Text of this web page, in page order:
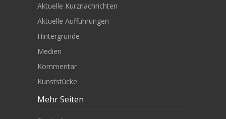
Aktuelle Kurznachrichten
Aktuelle Aufführungen
Hintergründe
Medien
Kommentar
Kunststücke
Mehr Seiten